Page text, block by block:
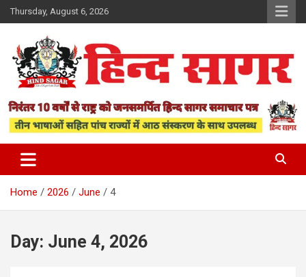
Skip
to
Thursday, August 6, 2026
Hind Sagar
Home 2026 June 4
Day: June 4, 2026